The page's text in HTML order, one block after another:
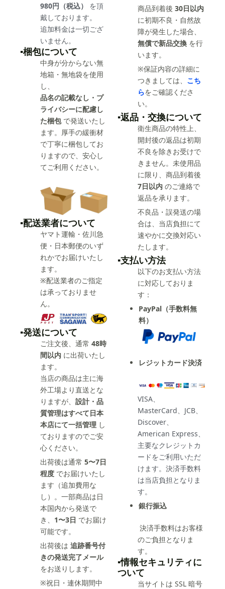
980円（税込）
を頂
戴しております。
追加料金は一切ござ
いません。
▪️梱包について
中身が分からない無
地箱・無地袋を使用
し、
品名の記載なし・プ
ライバシーに配慮し
た梱包で発送いたし
ます。厚手の緩衝材
で丁寧に梱包してお
りますので、安心し
てご利用ください。
▪️配送業者について
ヤマト運輸・佐川急
便・日本郵便のいず
れかでお届けいたし
ます。
※配送業者のご指定
は承っておりませ
ん。
▪️発送について
ご注文後、通常 48時
間以内 に出荷いたし
ます。
当店の商品は主に海
外工場より直送とな
りますが、 設計・品
質管理はすべて日本
本店にて一括管理 し
ておりますのでご安
心ください。
出荷後は通常 5〜7日
程度 でお届けいたし
ます（追加費用な
し）。一部商品は日
本国内から発送で
き、 1〜3日 でお届け
可能です。
出荷後は 追跡番号付
きの発送完了メール
をお送りします。
※祝日・連休期間中
商品到着後 30日以内
に初期不良・自然故
障が発生した場合、
無償で新品交換 を行
います。
※保証内容の詳細に
つきましては、 こち
らをご確認くださ
い。
▪️返品・交換について
衛生商品の特性上、
開封後の返品は初期
不良を除きお受けで
きません。未使用品
に限り、商品到着後
7日以内 のご連絡で
返品を承ります。
不良品・誤発送の場
合は、当店負担にて
速やかに交換対応い
たします。
▪️支払い方法
以下のお支払い方法
に対応しておりま
す：
PayPal（手数料無
料）
レジットカード決済
VISA、
MasterCard、JCB、
Discover、
American Express、
主要なクレジットカ
ードをご利用いただ
けます。決済手数料
は当店負担となりま
す。
銀行振込
決済手数料はお客様
のご負担となりま
す。
▪️情報セキュリティに
ついて
当サイトは SSL 暗号